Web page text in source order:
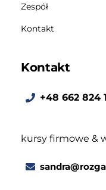
Zespół
Kontakt
Kontakt
+48 662 824
kursy firmowe &